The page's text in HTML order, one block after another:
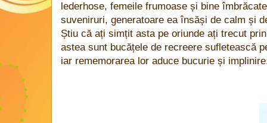
lederhose, femeile frumoase și bine
suveniruri, generatoare ea însăși de calm și
Știu că ați simțit asta pe oriunde ați trecut
astea sunt bucățele de recreere sufletească
iar rememorarea lor aduce bucurie și